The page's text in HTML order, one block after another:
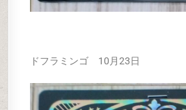
ドフラミンゴ 10月23日